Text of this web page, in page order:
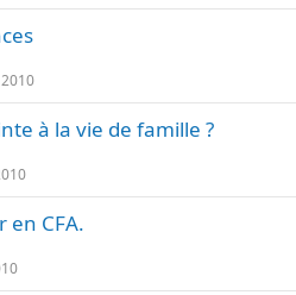
à la vie de famille ?
en CFA.